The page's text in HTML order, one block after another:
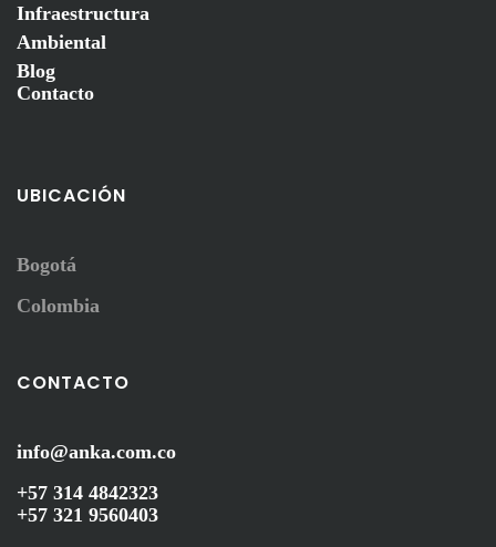
Infraestructura
Ambiental
Blog
Contacto
UBICACIÓN
Bogotá
Colombia
CONTACTO
info@anka.com.co
+57 314 4842323
+57 321 9560403